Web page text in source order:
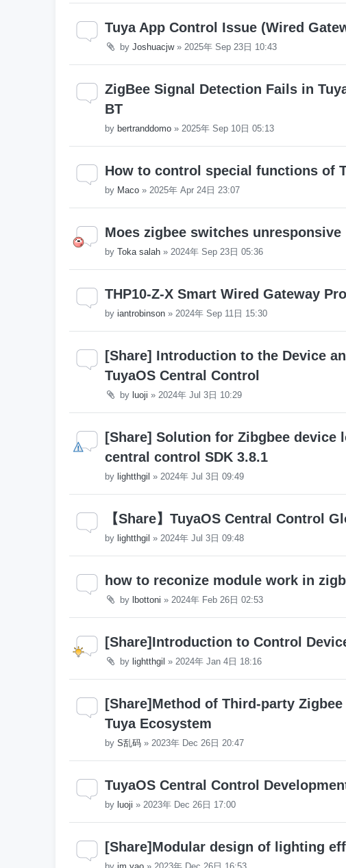
Tuya App Control Issue (Wired
by Joshuacjw» 2025年 Sep 23日 10:43
ZigBee Signal Detection Fails in
BT
by bertranddomo » 2025年 Sep 10日 05:13
How to control special functions of
by Maco » 2025年 Apr 24日 23:07
Moes zigbee switches unresponsive
by Toka salah » 2024年 Sep 23日 05:36
THP10-Z-X Smart Wired Gateway
by iantrobinson » 2024年 Sep 11日 15:30
[Share] Introduction to the Device
TuyaOS Central Control
by luoji » 2024年 Jul 3日 10:29
[Share] Solution for Zibgbee device
central control SDK 3.8.1
by lightthgil » 2024年 Jul 3日 09:49
【Share】TuyaOS Central Control
by lightthgil » 2024年 Jul 3日 09:48
how to reconize module work in
by lbottoni » 2024年 Feb 26日 02:53
[Share]Introduction to Control
by lightthgil » 2024年 Jan 4日 18:16
[Share]Method of Third-party
Tuya Ecosystem
by S乱码 » 2023年 Dec 26日 20:47
TuyaOS Central Control
by luoji » 2023年 Dec 26日 17:00
[Share]Modular design of lighting